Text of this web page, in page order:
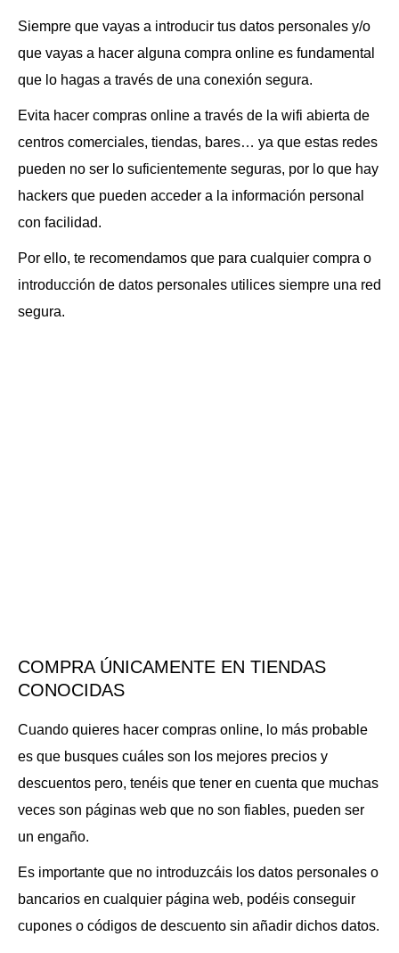
Siempre que vayas a introducir tus datos personales y/o
que vayas a hacer alguna compra online es fundamental
que lo hagas a través de una conexión segura.
Evita hacer compras online a través de la wifi abierta de
centros comerciales, tiendas, bares… ya que estas redes
pueden no ser lo suficientemente seguras, por lo que hay
hackers que pueden acceder a la información personal
con facilidad.
Por ello, te recomendamos que para cualquier compra o
introducción de datos personales utilices siempre una red
segura.
COMPRA ÚNICAMENTE EN TIENDAS
CONOCIDAS
Cuando quieres hacer compras online, lo más probable
es que busques cuáles son los mejores precios y
descuentos pero, tenéis que tener en cuenta que muchas
veces son páginas web que no son fiables, pueden ser
un engaño.
Es importante que no introduzcáis los datos personales o
bancarios en cualquier página web, podéis conseguir
cupones o códigos de descuento sin añadir dichos datos.